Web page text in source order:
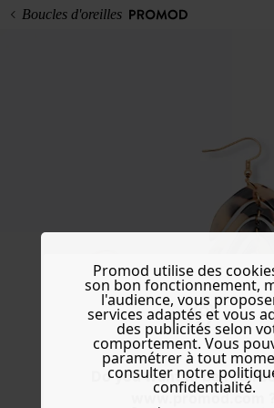
Do you want to be
www.promod.com ?
Boucles d'oreilles
Promod utilise des
son bon fonctionnement,
l'audience, vous
services adaptés et vous
des publicités selon
comportement. Vous
paramétrer à tout
consulter notre
confidentialité.